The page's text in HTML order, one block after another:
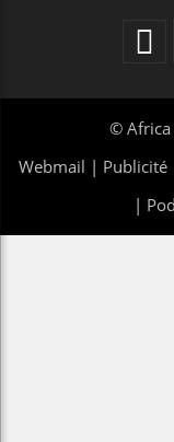
© Africa
Webmail | Publicité
|